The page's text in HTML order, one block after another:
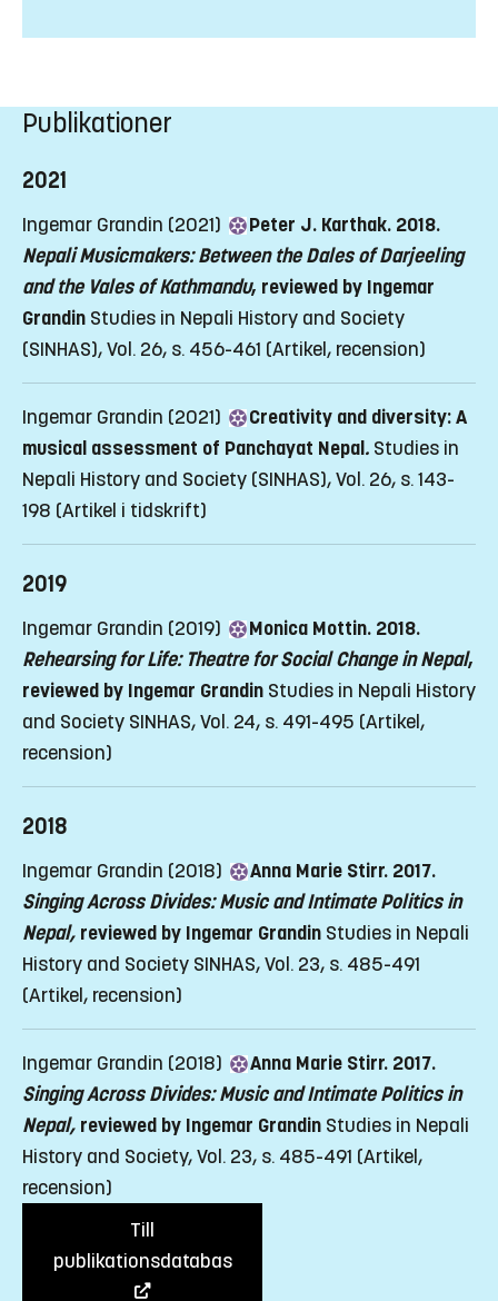
Publikationer
2021
Ingemar Grandin (2021)
Peter J. Karthak. 2018.
Nepali Musicmakers: Between the Dales of Darjeeling
and the Vales of Kathmandu, reviewed by Ingemar
Grandin Studies in Nepali History and Society
(SINHAS), Vol. 26, s. 456-461 (Artikel, recension)
Ingemar Grandin (2021)
Creativity and diversity: A
musical assessment of Panchayat Nepal. Studies in
Nepali History and Society (SINHAS), Vol. 26, s. 143-
198 (Artikel i tidskrift)
2019
Ingemar Grandin (2019)
Monica Mottin. 2018.
Rehearsing for Life: Theatre for Social Change in Nepal,
reviewed by Ingemar Grandin Studies in Nepali History
and Society SINHAS, Vol. 24, s. 491-495 (Artikel,
recension)
2018
Ingemar Grandin (2018)
Anna Marie Stirr. 2017.
Singing Across Divides: Music and Intimate Politics in
Nepal, reviewed by Ingemar Grandin Studies in Nepali
History and Society SINHAS, Vol. 23, s. 485-491
(Artikel, recension)
Ingemar Grandin (2018)
Anna Marie Stirr. 2017.
Singing Across Divides: Music and Intimate Politics in
Nepal, reviewed by Ingemar Grandin Studies in Nepali
History and Society, Vol. 23, s. 485-491 (Artikel,
recension)
Till
publikationsdatabas